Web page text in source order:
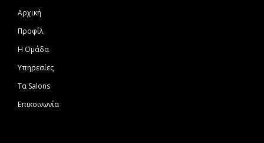
Αρχική
Προφίλ
Η Ομάδα
Υπηρεσίες
Τα Salons
Επικοινωνία